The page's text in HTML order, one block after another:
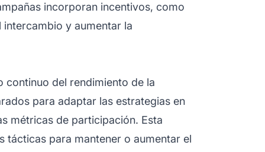
incorporan incentivos, como
y aumentar la
continuo del rendimiento de la
para adaptar las estrategias en
métricas de participación. Esta
para mantener o aumentar el